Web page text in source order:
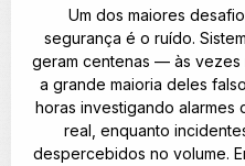
Um dos maiores
segurança é o ruído.
geram centenas — às vezes
a grande maioria deles
horas investigando alarmes
real, enquanto
despercebidos no volume.